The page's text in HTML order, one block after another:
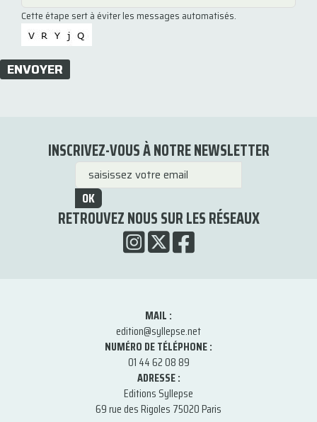
Cette étape sert à éviter les messages automatisés.
ENVOYER
INSCRIVEZ-VOUS À NOTRE NEWSLETTER
OK
RETROUVEZ NOUS SUR LES RÉSEAUX
MAIL :
edition@syllepse.net
NUMÉRO DE TÉLÉPHONE :
01 44 62 08 89
ADRESSE :
Editions Syllepse
69 rue des Rigoles 75020 Paris